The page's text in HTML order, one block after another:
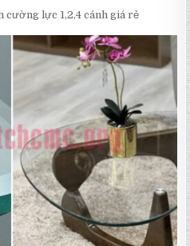
cường lực 1,2,4 cánh giá rẻ